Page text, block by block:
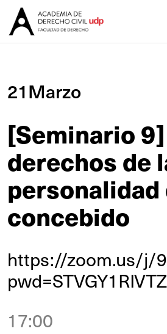
21Marzo
[Seminario
derechos de
personalidad
concebido
https://zoom.us/j/
17:00